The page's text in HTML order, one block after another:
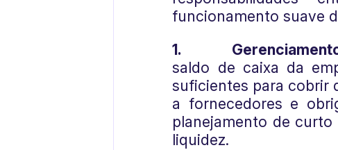
funcionamento suave
1.
saldo de caixa da
suficientes para cobrir
a fornecedores e
planejamento de
liquidez.